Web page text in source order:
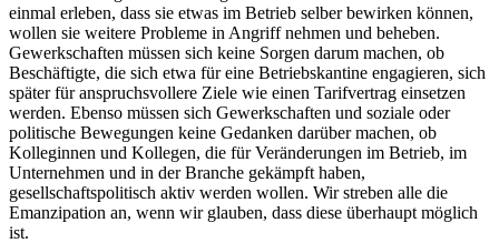
einmal erleben, dass sie etwas im Betrieb selber bewirken können,
wollen sie weitere Probleme in Angriff nehmen und beheben.
Gewerkschaften müssen sich keine Sorgen darum machen, ob
Beschäftigte, die sich etwa für eine Betriebskantine engagieren, sich
später für anspruchsvollere Ziele wie einen Tarifvertrag einsetzen
werden. Ebenso müssen sich Gewerkschaften und soziale oder
politische Bewegungen keine Gedanken darüber machen, ob
Kolleginnen und Kollegen, die für Veränderungen im Betrieb, im
Unternehmen und in der Branche gekämpft haben,
gesellschaftspolitisch aktiv werden wollen. Wir streben alle die
Emanzipation an, wenn wir glauben, dass diese überhaupt möglich
ist.